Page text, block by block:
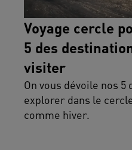
Voyage cercle
5 des
visiter
On vous dévoile nos 5
explorer dans le
comme hiver.